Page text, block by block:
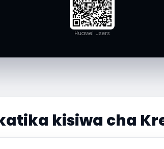
Huawei users
kisiwa cha